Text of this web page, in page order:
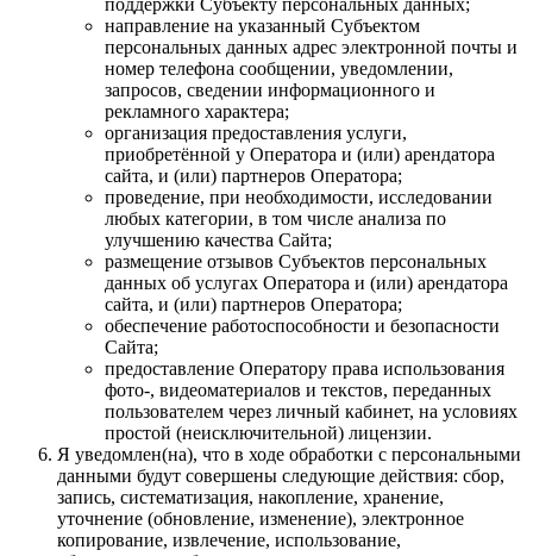
направление на указанный Субъектом
персональных данных адрес электронной почты и
номер телефона сообщении, уведомлении,
запросов, сведении информационного и
рекламного характера;
организация предоставления услуги,
приобретённой у Оператора и (или) арендатора
сайта, и (или) партнеров Оператора;
проведение, при необходимости, исследовании
любых категории, в том числе анализа по
улучшению качества Сайта;
размещение отзывов Субъектов персональных
данных об услугах Оператора и (или) арендатора
сайта, и (или) партнеров Оператора;
обеспечение работоспособности и безопасности
Сайта;
предоставление Оператору права использования
фото-, видеоматериалов и текстов, переданных
пользователем через личный кабинет, на условиях
простой (неисключительной) лицензии.
Я уведомлен(на), что в ходе обработки с персональными
данными будут совершены следующие действия: сбор,
запись, систематизация, накопление, хранение,
уточнение (обновление, изменение), электронное
копирование, извлечение, использование,